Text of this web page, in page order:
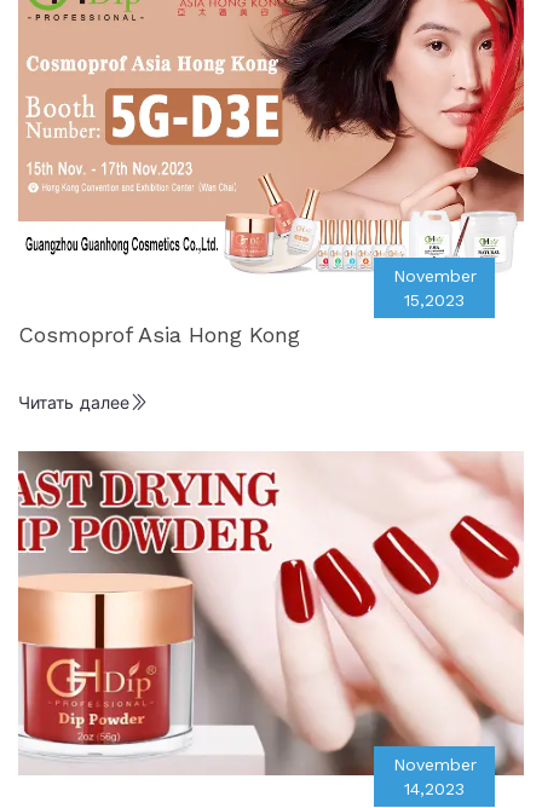
Cosmoprof Asia Hong Kong
November
15,2023
Читать далее
November
14,2023